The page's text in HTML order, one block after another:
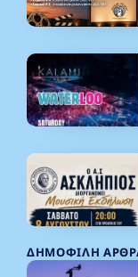
ΔΗΜΟΦΙΛΉ